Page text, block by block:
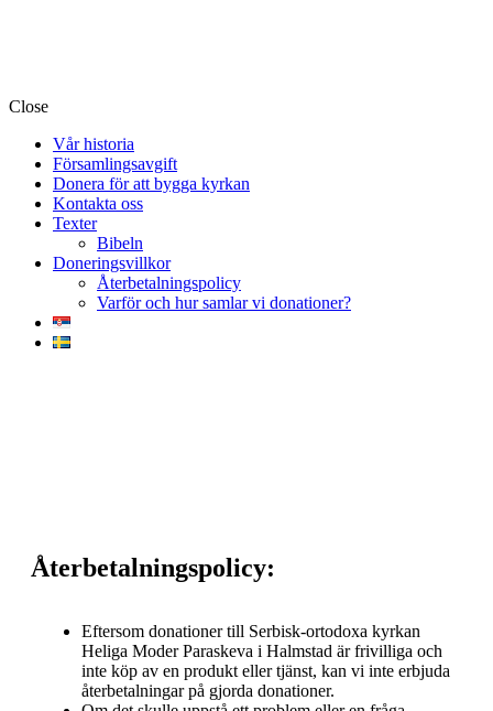
Close
Vår historia
Församlingsavgift
Donera för att bygga kyrkan
Kontakta oss
Texter
Bibeln
Doneringsvillkor
Återbetalningspolicy
Varför och hur samlar vi donationer?
Återbetalningspolicy:
Eftersom donationer till Serbisk-ortodoxa kyrkan
Heliga Moder Paraskeva i Halmstad är frivilliga och
inte köp av en produkt eller tjänst, kan vi inte erbjuda
återbetalningar på gjorda donationer.